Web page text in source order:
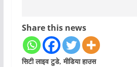
Share this news
सिटी लाइव टुडे, मीडिया हाउस